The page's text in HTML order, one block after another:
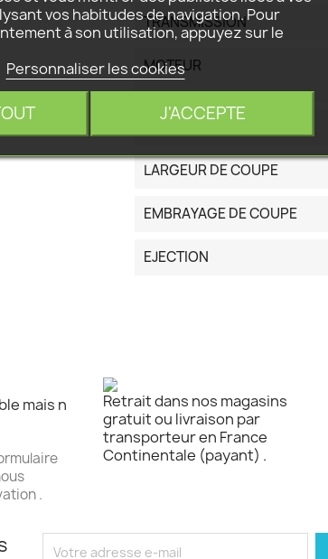
TRANSMISSION
MOTEUR
LARGEUR DE COUPE
EMBRAYAGE DE COUPE
EJECTION
mais n
.
Retrait dans nos magasins
gratuit ou livraison par
transporteur en France
Continentale (payant) .
vos habitudes de navigation. Pour
à son utilisation, appuyez sur le
Personnaliser les cookies
J'ACCEPTE